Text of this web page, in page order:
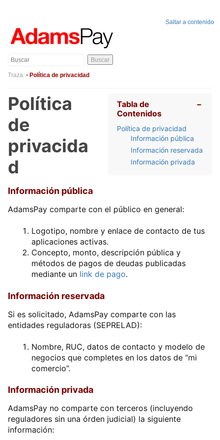
Saltar a contenido
Buscar
Traza: • Política de privacidad
−
Tabla de
Contenidos
Política de privacidad
Información pública
Información reservada
Información privada
Política
de
privacida
d
Información pública
AdamsPay comparte con el público en general:
Logotipo, nombre y enlace de contacto de tus
aplicaciones activas.
Concepto, monto, descripción pública y
métodos de pagos de deudas publicadas
mediante un link de pago.
Información reservada
Si es solicitado, AdamsPay comparte con las
entidades reguladoras (SEPRELAD):
Nombre, RUC, datos de contacto y modelo de
negocios que completes en los datos de “mi
comercio”.
Información privada
AdamsPay no comparte con terceros (incluyendo
reguladores sin una órden judicial) la siguiente
información: